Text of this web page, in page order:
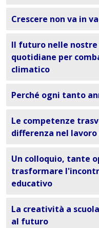
Crescere non va in
Il futuro nelle nostre
quotidiane per
climatico
Perché ogni tanto
Le competenze
differenza nel
Un colloquio, tante
trasformare
educativo
La creatività a
al futuro